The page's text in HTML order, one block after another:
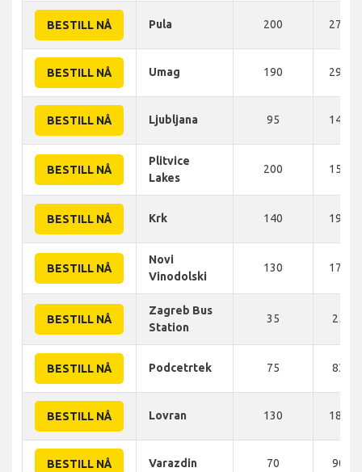
BESTILL NÅ Pula 200 275
BESTILL NÅ Umag 190 290
BESTILL NÅ Ljubljana 95 148
BESTILL NÅ
Plitvice
Lakes
200 150
BESTILL NÅ Krk 140 190
BESTILL NÅ
Novi
Vinodolski
130 171
BESTILL NÅ
Zagreb Bus
Station
35 25
BESTILL NÅ Podcetrtek 75 83
BESTILL NÅ Lovran 130 186
BESTILL NÅ Varazdin 70 90